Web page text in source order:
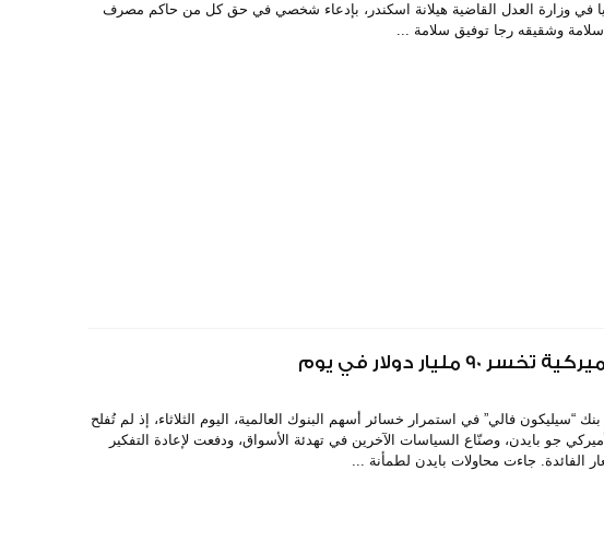
في وزارة العدل القاضية هيلانة اسكندر، بإدعاء شخصي في حق كل من حاكم مصرف
وشقيقه رجا توفيق سلامة ...
بنك “سيليكون فالي” في استمرار خسائر أسهم البنوك العالمية، اليوم الثلاثاء، إذ لم تُفلح
جو بايدن، وصنّاع السياسات الآخرين في تهدئة الأسواق، ودفعت لإعادة التفكير
الفائدة. جاءت محاولات بايدن لطمأنة ...